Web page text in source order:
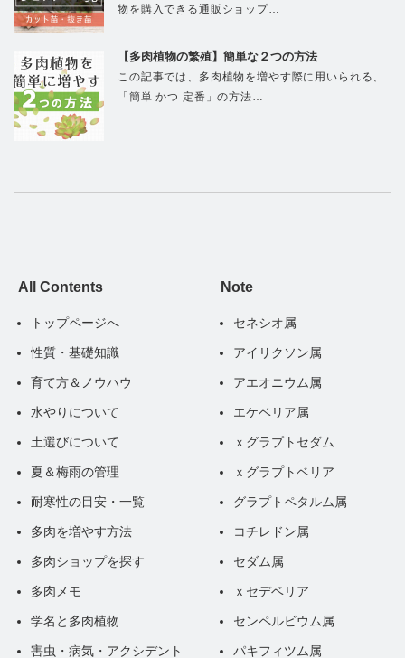
物を購入できる通販ショップ…
【多肉植物の繁殖】簡単な２つの方法
この記事では、多肉植物を増やす際に用いられる、
「簡単 かつ 定番」の方法…
All Contents
トップページへ
性質・基礎知識
育て方＆ノウハウ
水やりについて
土選びについて
夏＆梅雨の管理
耐寒性の目安・一覧
多肉を増やす方法
多肉ショップを探す
多肉メモ
学名と多肉植物
害虫・病気・アクシデント
Note
セネシオ属
アイリクソン属
アエオニウム属
エケベリア属
ｘグラプトセダム
ｘグラプトベリア
グラプトペタルム属
コチレドン属
セダム属
ｘセデベリア
センペルビウム属
パキフィツム属